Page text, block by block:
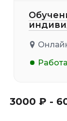
3000 ₽ -